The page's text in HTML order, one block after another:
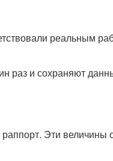
реальным
раз и сохраняют
Эти величины